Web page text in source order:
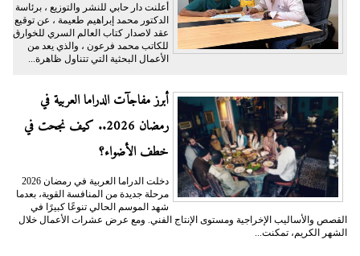
أعلنت دار حابي للنشر والتوزيع ، برئاسة
الدكتور محمد إبراهيم طعيمة ، عن توقيع
عقد لاصدار كتاب العالم السري للخوارق
للكاتب محمد فرعون ، والذي يعد من
الأعمال البحثية التي تتناول ظاهرة...
أبرز مفاجآت الدراما العربية في
رمضان 2026.. كيف نجحت في
خطف الأضواء؟
دخلت الدراما العربية في رمضان 2026
مرحلة جديدة من المنافسة القوية، بعدما
شهد الموسم الحالي تنوعًا كبيرًا في
القصص والأساليب الإخراجية ومستوى الإنتاج الفني. ومع عرض عشرات الأعمال خلال
الشهر الكريم، تمكنت...